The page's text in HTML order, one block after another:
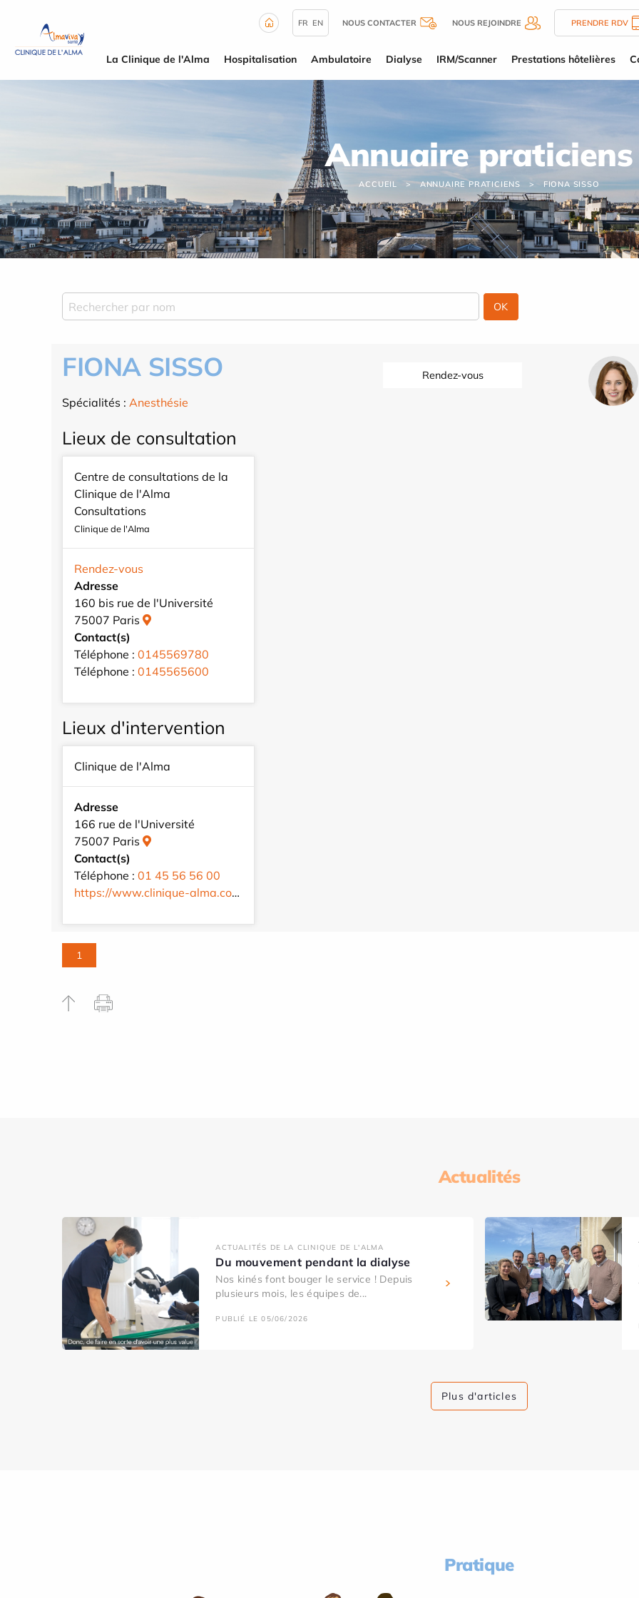
FR EN NOUS CONTACTER NOUS REJOINDRE PRENDRE RDV
La Clinique de l'Alma Hospitalisation Ambulatoire Dialyse IRM/Scanner Prestations hôtelières
Annuaire praticiens
ACCUEIL ANNUAIRE PRATICIENS FIONA SISSO
FIONA SISSO
Spécialités : Anesthésie
Rendez-vous
Lieux de consultation
Centre de consultations de la
Clinique de l'Alma
Consultations
Clinique de l'Alma
Rendez-vous
Adresse
160 bis rue de l'Université
75007 Paris
Contact(s)
Téléphone : 0145569780
Téléphone : 0145565600
Lieux d'intervention
Clinique de l'Alma
Adresse
166 rue de l'Université
75007 Paris
Contact(s)
Téléphone : 01 45 56 56 00
https://www.clinique-alma.com/fr/
1
Actualités
ACTUALITÉS DE LA CLINIQUE DE L'ALMA
Du mouvement pendant la dialyse
Nos kinés font bouger le service ! Depuis
plusieurs mois, les équipes de...
PUBLIÉ LE 05/06/2026
Plus d'articles
Pratique